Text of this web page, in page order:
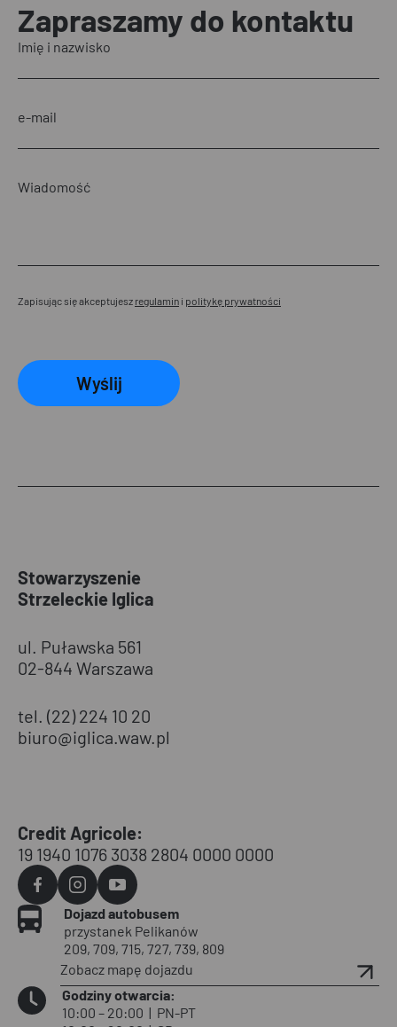
Zapraszamy do kontaktu
Zapisując się akceptujesz regulamin i politykę prywatności
Wyślij
Stowarzyszenie
Strzeleckie Iglica
ul. Puławska 561
02-844 Warszawa
tel. (22) 224 10 20
biuro@iglica.waw.pl
Credit Agricole:
19 1940 1076 3038 2804 0000 0000
Agvo
Facebook
Agvo
Instagram
Agvo
YouTube
Dojazd autobusem
przystanek Pelikanów
209, 709, 715, 727, 739, 809
Zobacz mapę dojazdu
Godziny otwarcia:
10:00 – 20:00 | PN-PT